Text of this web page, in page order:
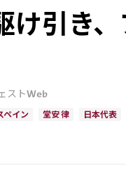
け引き
ストWeb
ペイン 堂安 律 日本代表